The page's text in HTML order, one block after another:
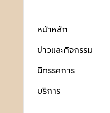
หน้าหลัก
ข่าวและกิจกรรม
นิทรรศการ
บริการ